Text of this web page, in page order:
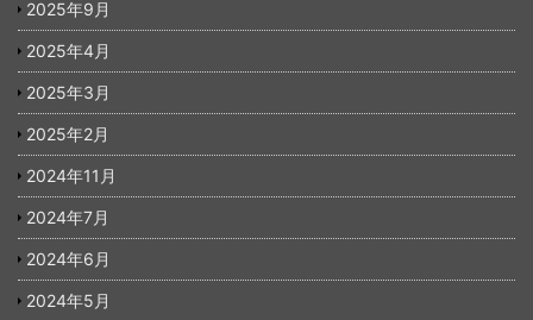
2025年9月
2025年4月
2025年3月
2025年2月
2024年11月
2024年7月
2024年6月
2024年5月